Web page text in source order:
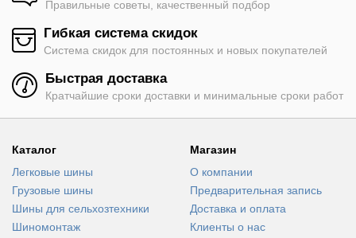
Правильные советы, качественный подбор
Гибкая система скидок
Система скидок для постоянных и новых покупателей
Быстрая доставка
Кратчайшие сроки доставки и минимальные сроки работ
Каталог
Легковые шины
Грузовые шины
Шины для сельхозтехники
Шиномонтаж
Магазин
О компании
Предварительная запись
Доставка и оплата
Клиенты о нас